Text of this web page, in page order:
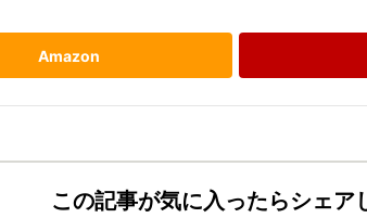
Amazon
この記事が気に入ったらシェア